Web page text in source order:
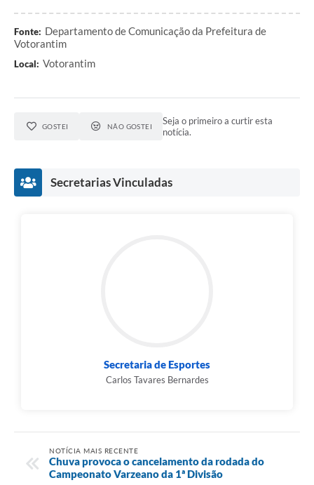
Fonte: Departamento de Comunicação da Prefeitura de
Votorantim
Local: Votorantim
GOSTEI NÃO GOSTEI
Seja o primeiro a curtir esta
notícia.
Secretarias Vinculadas
Secretaria de Esportes
Carlos Tavares Bernardes
NOTÍCIA MAIS RECENTE
Chuva provoca o cancelamento da rodada do
Campeonato Varzeano da 1ª Divisão